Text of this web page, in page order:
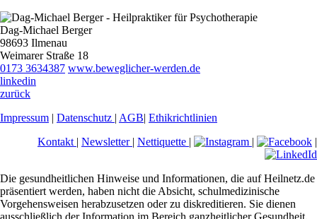
Dag-Michael Berger
98693 Ilmenau
Weimarer Straße 18
0173 3634387 www.beweglicher-werden.de
linkedin
zurück
Impressum | Datenschutz | AGB| Ethikrichtlinien
Kontakt | Newsletter | Nettiquette | | |
Die gesundheitlichen Hinweise und Informationen, die auf Heilnetz.de
präsentiert werden, haben nicht die Absicht, schulmedizinische
Vorgehensweisen herabzusetzen oder zu diskreditieren. Sie dienen
ausschließlich der Information im Bereich ganzheitlicher Gesundheit.